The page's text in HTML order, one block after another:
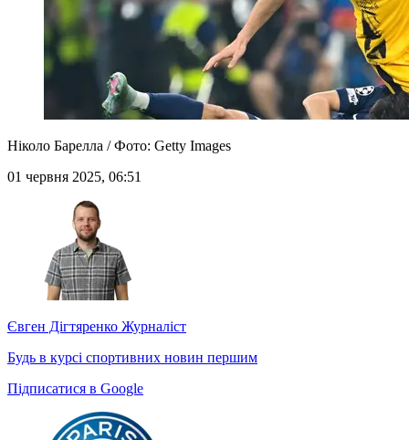
Ніколо Барелла / Фото: Getty Images
01 червня 2025, 06:51
Євген Дігтяренко Журналіст
Будь в курсі спортивних новин першим
Підписатися в Google